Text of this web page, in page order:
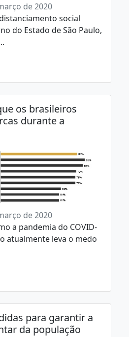
de 2020
social
do Estado de São Paulo,
os brasileiros
durante a
de 2020
a pandemia do COVID-
atualmente leva o medo
para garantir a
da população